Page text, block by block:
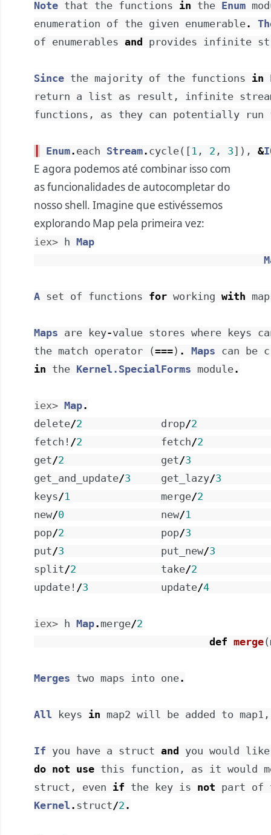
Note that the functions in the Enum
enumeration of the given enumerable.
of enumerables and provides infinite
Since the majority of the functions in
return a list as result , infinite
functions , as they can potentially run
Enum. each Stream. cycle( [ 1 , 2 , 3] ) , &
E agora podemos até combinar isso com
as funcionalidades de autocompletar do
nosso shell. Imagine que estivéssemos
explorando Map pela primeira vez:
iex> h Map
A set of functions for working with
Maps are key-value stores where keys
the match operator (===) . Maps can be
in the Kernel.SpecialForms module.
iex> Map.
delete/2 drop/2
fetch! /2 fetch/2
get/2 get/3
get_and_update/3 get_lazy/3
keys/1 merge/2
new/0 new/1
pop/2 pop/3
put/3 put_new/3
split/2 take/2
update! /3 update/4
iex> h Map. merge/2
def merge(
Merges two maps into one.
All keys in map2 will be added to map1 ,
If you have a struct and you would
like
do not use this function , as it would
struct , even if the key is not part of
Kernel . struct/2 .